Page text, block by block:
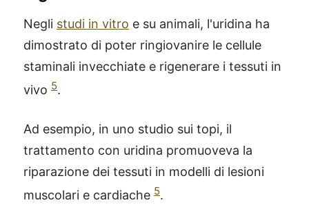
Negli studi in vitro e su animali, l'uridina ha
dimostrato di poter ringiovanire le cellule
staminali invecchiate e rigenerare i tessuti in
vivo 5.
Ad esempio, in uno studio sui topi, il
trattamento con uridina promuoveva la
riparazione dei tessuti in modelli di lesioni
muscolari e cardiache 5.